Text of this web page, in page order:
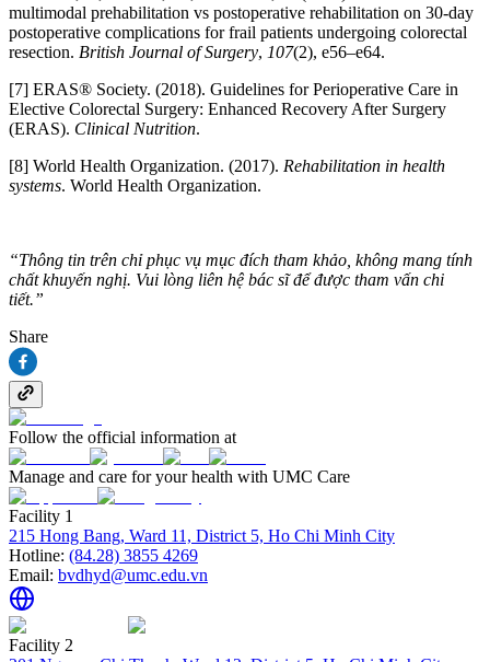
multimodal prehabilitation vs postoperative rehabilitation on 30-day
postoperative complications for frail patients undergoing colorectal
resection. British Journal of Surgery, 107(2), e56–e64.
[7] ERAS® Society. (2018). Guidelines for Perioperative Care in
Elective Colorectal Surgery: Enhanced Recovery After Surgery
(ERAS). Clinical Nutrition.
[8] World Health Organization. (2017). Rehabilitation in health
systems. World Health Organization.
“Thông tin trên chỉ phục vụ mục đích tham khảo, không mang tính
chất khuyến nghị. Vui lòng liên hệ bác sĩ để được tham vấn chi
tiết.”
Share
Follow the official information at
Manage and care for your health with UMC Care
Facility 1
215 Hong Bang, Ward 11, District 5, Ho Chi Minh City
Hotline: (84.28) 3855 4269
Email: bvdhyd@umc.edu.vn
Facility 2